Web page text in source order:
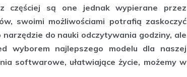
częściej są one jednak wypierane przez
swoimi możliwościami potrafią zaskoczyć
do nauki odczytywania godziny, ale
wyborem najlepszego modelu dla naszej
softwarowe, ułatwiające życie, możemy w